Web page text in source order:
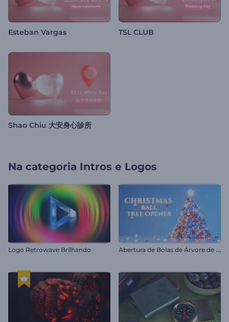
Esteban Vargas TSL CLUB
Shao Chiu 大安身心診所
Na categoria Intros e Logos
Logo Retrowave Brilhando A
bertura de Bolas de Árvore de Natal